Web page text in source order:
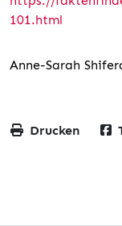
101.html
Anne-Sarah
Drucken